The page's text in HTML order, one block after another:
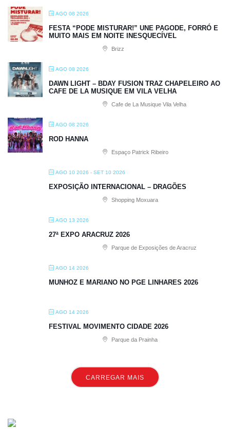
AGO 08 2026
FESTA “PODE MISTURAR!” UNE PAGODE, FORRÓ E
MUITO MAIS EM NOITE INESQUECÍVEL
Brizz
AGO 08 2026
DAWN LIGHT – BDAY FUSION TRAZ CHAPELEIRO AO
CAFE DE LA MUSIQUE EM VILA VELHA
Cafe de La Musique Vila Velha
AGO 08 2026
ROD HANNA
Espaço Patrick Ribeiro
AGO 10 2026 - SET 10 2026
EXPOSIÇÃO INTERNACIONAL – DRAGÕES
Shopping Moxuara
AGO 13 2026
27ª EXPO ARACRUZ 2026
Parque de Exposições de Aracruz
AGO 14 2026
MUNHOZ E MARIANO NO PGE LINHARES 2026
AGO 14 2026
FESTIVAL MOVIMENTO CIDADE 2026
Parque da Prainha
CARREGAR MAIS